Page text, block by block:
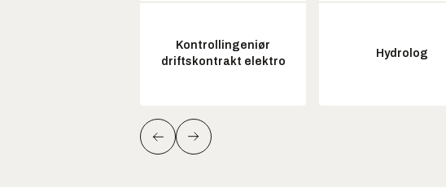
Kontrollingeniør
driftskontrakt elektro
Hydrolog